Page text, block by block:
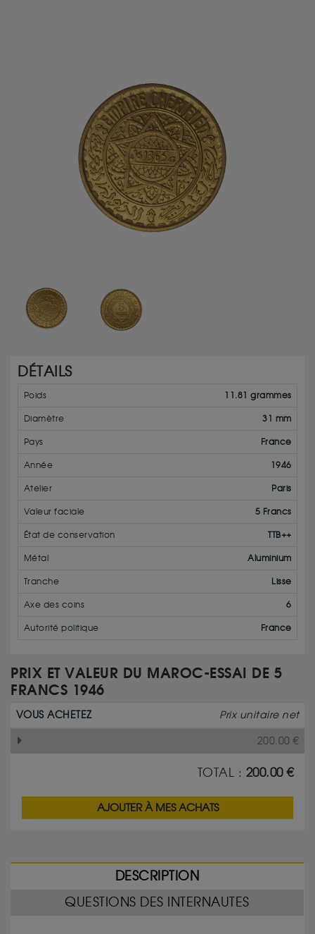
DÉTAILS
Poids 11.81 grammes
Diamètre 31 mm
Pays France
Année 1946
Atelier Paris
Valeur faciale 5 Francs
État de conservation TTB++
Métal Aluminium
Tranche Lisse
Axe des coins 6
Autorité politique France
PRIX ET VALEUR DU MAROC-ESSAI DE 5
FRANCS 1946
VOUS ACHETEZ Prix unitaire net
200.00 €
TOTAL : 200.00€
AJOUTER À MES ACHATS
DESCRIPTION
QUESTIONS DES INTERNAUTES